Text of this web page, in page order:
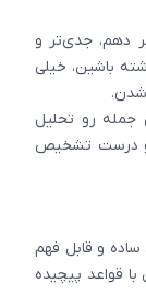
دهم، جدی‌تر و
باشین، خیلی
شدن.
جمله رو تحلیل
رو درست تشخیص
و قابل فهم
قواعد پیچیده